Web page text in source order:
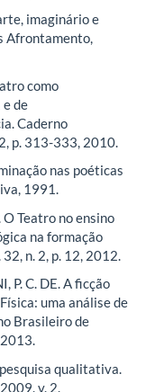
imaginário e
Afrontamento,
como
de
Caderno
p. 313-333, 2010.
nas poéticas
1991.
O Teatro no ensino
na formação
n. 2, p. 12, 2012.
P. C. DE. A ficção
uma análise de
Brasileiro de
2013.
qualitativa.
v. 2.